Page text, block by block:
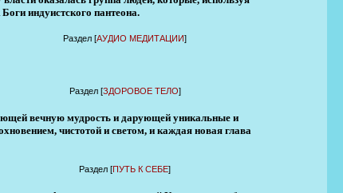
индуистского пантеона.
Раздел [АУДИО МЕДИТАЦИИ]
Раздел [ЗДОРОВОЕ ТЕЛО]
вечную мудрость и дарующей уникальные и
чистотой и светом, и каждая новая глава
Раздел [ПУТЬ К СЕБЕ]